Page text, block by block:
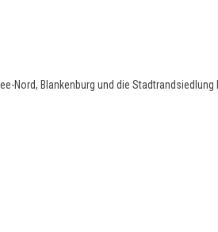
Nord, Blankenburg und die